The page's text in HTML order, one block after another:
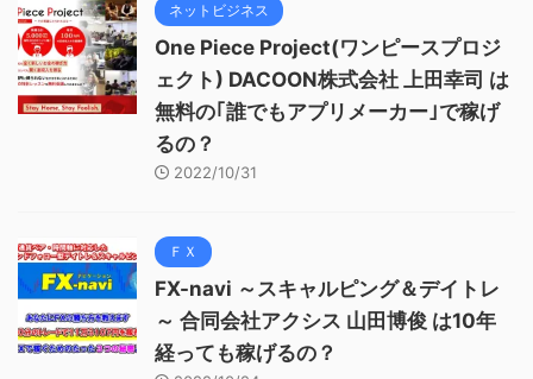
ネットビジネス
One Piece Project(ワンピースプロジ
ェクト) DACOON株式会社 上田幸司 は
無料の｢誰でもアプリメーカー｣で稼げ
るの？
2022/10/31
ＦＸ
FX-navi ～スキャルピング＆デイトレ
～ 合同会社アクシス 山田博俊 は10年
経っても稼げるの？